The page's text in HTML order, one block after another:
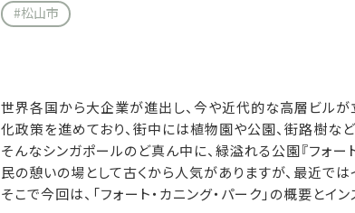
#松山市
世界各国から大企業が進出し、今や近代的な高層ビル
化政策を進めており、街中には植物園や公園、街路樹など
そんなシンガポールのど真ん中に、緑溢れる公園『フォー
民の憩いの場として古くから人気がありますが、最近では
そこで今回は、「フォート・カニング・パーク」の概要とイ